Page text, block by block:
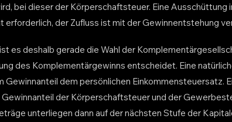
bei dieser der Körperschaftsteuer. Eine
erforderlich, der Zufluss ist mit der Gewinnentstehung
es deshalb gerade die Wahl der
des Komplementärgewinns entscheidet. Eine
Gewinnanteil dem persönlichen Einkommensteuersatz.
der Körperschaftsteuer und der
unterliegen dann auf der nächsten Stufe der